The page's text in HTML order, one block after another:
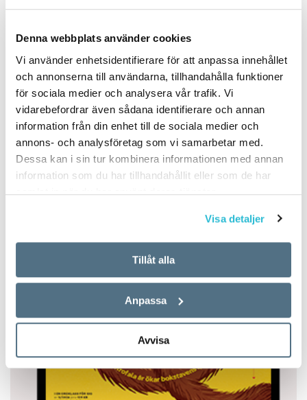
Denna webbplats använder cookies
Vi använder enhetsidentifierare för att anpassa innehållet
och annonserna till användarna, tillhandahålla funktioner
för sociala medier och analysera vår trafik. Vi
vidarebefordrar även sådana identifierare och annan
information från din enhet till de sociala medier och
annons- och analysföretag som vi samarbetar med.
Dessa kan i sin tur kombinera informationen med annan
information som du har tillhandahållit eller som de har
samlat in när du har använt deras tjänster.
Visa detaljer
Tillåt alla
Anpassa
Avvisa
PUBLICERAD 2025-03-29